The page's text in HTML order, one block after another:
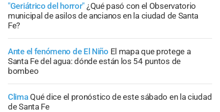
"Geriátrico del horror" ¿Qué pasó con el Observatorio
municipal de asilos de ancianos en la ciudad de Santa
Fe?
Ante el fenómeno de El Niño El mapa que protege a
Santa Fe del agua: dónde están los 54 puntos de
bombeo
Clima Qué dice el pronóstico de este sábado en la ciudad
de Santa Fe